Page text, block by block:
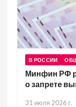
В РОССИИ
Минфин РФ
о запрете
31 июля 2026 г.